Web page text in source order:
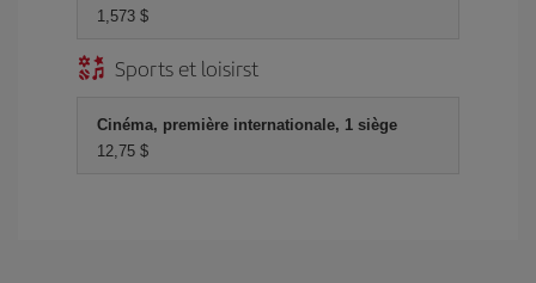
1,573 $
Sports et loisirst
Cinéma, première internationale, 1 siège
12,75 $